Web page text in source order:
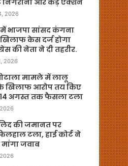
2026
भाजपा सांसद कंगना
केस दर्ज होगा
की नेता ने दी तहरीर.
2026
मामले में लालू
खिलाफ आरोप तय किए
अगस्त तक फैसला टला
की जमानत पर
टला, हाई कोर्ट ने
जवाब